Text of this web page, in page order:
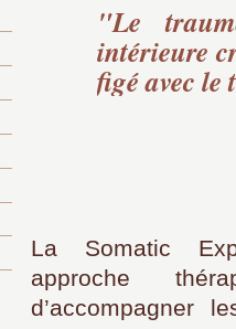
"Le
intérieure
figé avec le
La Somatic
approche
d’accompagner